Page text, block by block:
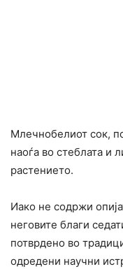
Млечнобелиот сок,
наоѓа во стеблата и
растението.
Иако не содржи
неговите благи
потврдено во
одредени научни